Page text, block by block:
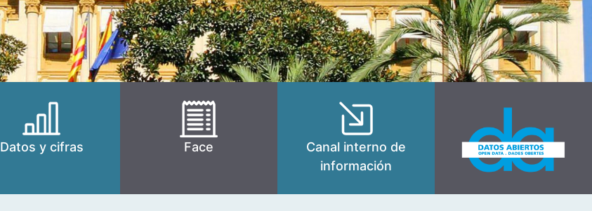
Datos y cifras Face
Canal interno de
información